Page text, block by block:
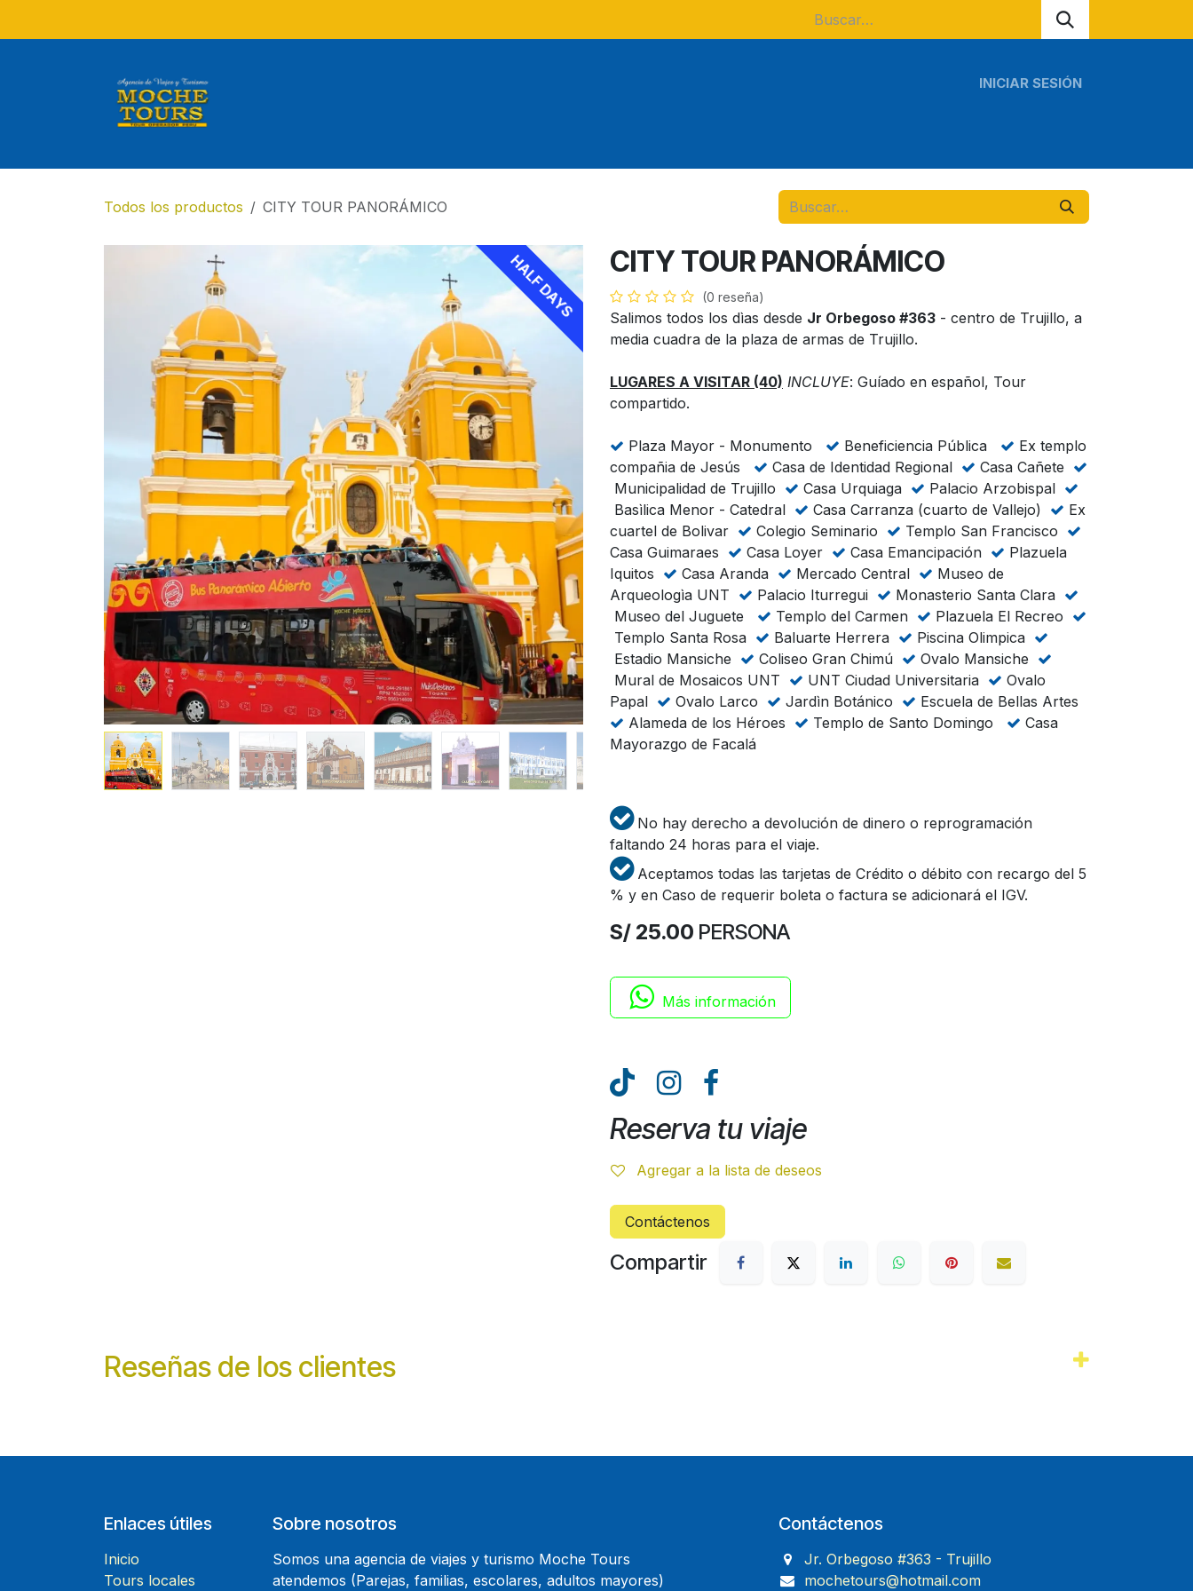
INICIAR SESIÓN
Todos los productos CITY TOUR PANORÁMICO
HALF DAYS CITY TOUR PANORÁMICO
(0 reseña)
Salimos todos los dìas desde Jr Orbegoso #363 - centro de Trujillo, a
media cuadra de la plaza de armas de Trujillo.
LUGARES A VISITAR (40) INCLUYE: Guíado en español, Tour
compartido.
Plaza Mayor - Monumento Beneficiencia Pública
Ex templo
compañia de Jesús
Casa de Identidad Regional
Casa Cañete
Municipalidad de Trujillo
Casa Urquiaga
Palacio Arzobispal
Basìlica Menor - Catedral
Casa Carranza (cuarto de Vallejo)
Ex
cuartel de Bolivar
Colegio Seminario
Templo San Francisco
Casa Guimaraes
Casa Loyer Casa Emancipación
Plazuela
Iquitos
Casa Aranda Mercado Central
Museo de
Arqueologìa UNT
Palacio Iturregui
Monasterio Santa Clara
Museo del Juguete
Templo del Carmen
Plazuela El Recreo
Templo Santa Rosa
Baluarte Herrera
Piscina Olimpica
Estadio Mansiche
Coliseo Gran Chimú
Ovalo Mansiche
Mural de Mosaicos UNT
UNT Ciudad Universitaria
Ovalo
Papal
Ovalo Larco Jardìn Botánico
Escuela de Bellas Artes
Alameda de los Héroes
Templo de Santo Domingo
Casa
Mayorazgo de Facalá
No hay derecho a devolución de dinero o reprogramación
faltando 24 horas para el viaje.
Aceptamos todas las tarjetas de Crédito o débito con recargo del 5
% y en Caso de requerir boleta o factura se adicionará el IGV.
S/ 25.00 PERSONA
Más inform​​​​ación
Reserva tu viaje
Agregar a la lista de deseos
Contáctenos
Compartir
Reseñas de los clientes
Enlaces útiles
Inicio
Tours locales
Sobre nosotros
Somos una agencia de viajes y turismo Moche Tours
atendemos (Parejas, familias, escolares, adultos mayores)
Contáctenos
Jr. Orbegoso #363 - Trujillo
mochetours@hotmail.com